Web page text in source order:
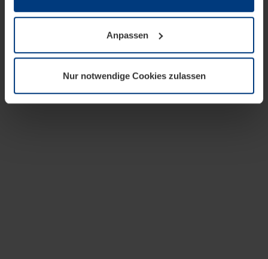
wenn diese für den Betrieb dieser Seite unbedingt
notwendig sind. Für alle anderen Cookie-Typen benötigen
wir Ihre Erlaubnis. Ihre Einwilligung können Sie jederzeit
Datenschutzerklärungunserer Website ändern oder
widerrufen.
Anpassen
Nur notwendige Cookies zulassen